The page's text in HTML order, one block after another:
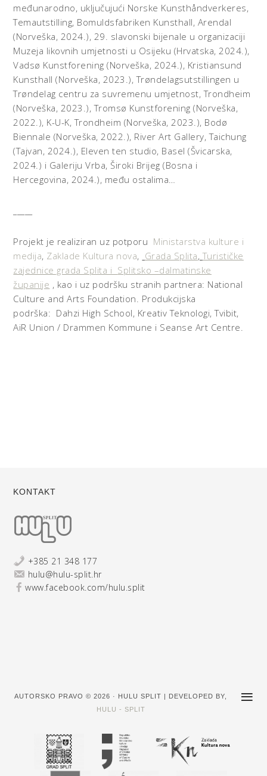
međunarodno, uključujući Norske Kunsthåndverkeres,
Temautstilling, Bomuldsfabriken Kunsthall, Arendal
(Norveška, 2024.), 29. slavonski bijenale u organizaciji
Muzeja likovnih umjetnosti u Osijeku (Hrvatska, 2024.),
Vadsø Kunstforening (Norveška, 2024.), Kristiansund
Kunsthall (Norveška, 2023.), Trøndelagsutstillingen u
Trøndelag centru za suvremenu umjetnost, Trondheim
(Norveška, 2023.), Tromsø Kunstforening (Norveška,
2022.), K-U-K, Trondheim (Norveška, 2023.), Bodø
Biennale (Norveška, 2022.), River Art Gallery, Taichung
(Tajvan, 2024.), Eleven ten studio, Basel (Švicarska,
2024.) i Galeriju Vrba, Široki Brijeg (Bosna i
Hercegovina, 2024.), među ostalima…
Projekt je realiziran uz potporu Ministarstva kulture i
medija, Zaklade Kultura nova, Grada Splita,Turističke
zajednice grada Splita i Splitsko –dalmatinske
županije , kao i uz podršku stranih partnera: National
Culture and Arts Foundation. Produkcijska
podrška: Dahzi High School, Kreativ Teknologi, Tvibit,
AiR Union / Drammen Kommune i Seanse Art Centre.
KONTAKT
+385 21 348 177
hulu@hulu-split.hr
www.facebook.com/hulu.split
AUTORSKO PRAVO © 2026 · HULU SPLIT | DEVELOPED BY,
HULU - SPLIT